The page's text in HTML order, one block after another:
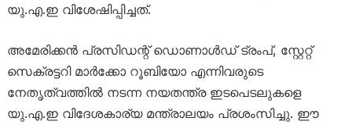
യു.എ.ഇ വിശേഷിപ്പിച്ചത്.
അമേരിക്കൻ പ്രസിഡന്റ് ഡൊണാൾഡ് ട്രംപ്, സ്റ്റേറ്റ്
സെക്രട്ടറി മാർക്കോ റൂബിയോ എന്നിവരുടെ
നേതൃത്വത്തിൽ നടന്ന നയതന്ത്ര ഇടപെടലുകളെ
യു.എ.ഇ വിദേശകാര്യ മന്ത്രാലയം പ്രശംസിച്ചു. ഈ